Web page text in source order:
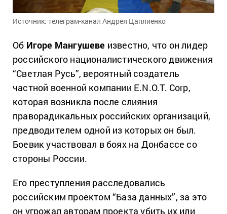
Источник: телеграм-канал Андрея Цаплиенко
Об Игоре Мангушеве известно, что он лидер
российского националистического движения
“Светлая Русь”, вероятный создатель
частной военной компании E.N.O.T. Corp,
которая возникла после слияния
праворадикальных российских организаций,
предводителем одной из которых он был.
Боевик участвовал в боях на Донбассе со
стороны России.
Его преступления расследовались
российским проектом “База данных”, за это
он угрожал авторам проекта убить их или